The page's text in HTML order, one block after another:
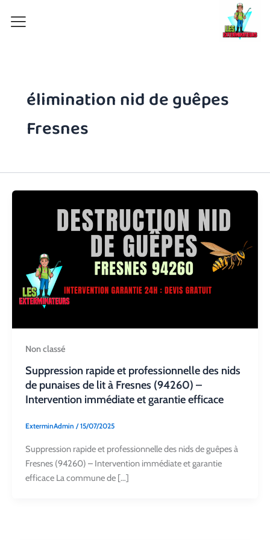
élimination nid de guêpes
Fresnes
Non classé
Suppression rapide et professionnelle des nids
de punaises de lit à Fresnes (94260) –
Intervention immédiate et garantie efficace
ExterminAdmin /15/07/2025
Suppression rapide et professionnelle des nids de guêpes à
Fresnes (94260) – Intervention immédiate et garantie
efficace La commune de […]